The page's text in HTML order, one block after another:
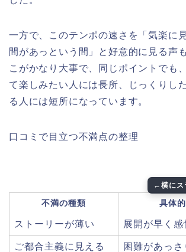
一方で、このテンポの速さを「気楽に
間があっという間」と好意的に見る声
こがかなり大事で、同じポイントでも
て楽しみたい人には長所、じっくりし
る人には短所になっています。
口コミで目立つ不満点の整理
不満の種類 具体
ストーリーが薄い 展開が早く
ご都合主義に見える 困難があっさ